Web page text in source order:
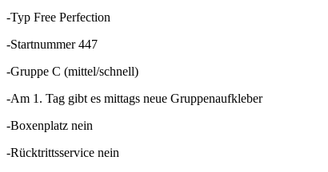
-Typ Free Perfection
-Startnummer 447
-Gruppe C (mittel/schnell)
-Am 1. Tag gibt es mittags neue Gruppenaufkleber
-Boxenplatz nein
-Rücktrittsservice nein